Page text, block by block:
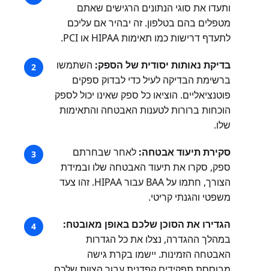
ותעדו את סוגי הנתונים הרגישים שאתם
מטפלים בהם בטלפון. זה יבהיר אם עליכם
לתעדף דרישות כמו תאימות HIPAA או PCI.
בדיקת נאותות יסודית של הספק: השתמשו
ברשימת הבדיקה לעיל כדי לבדוק ספקים
פוטנציאליים. הוציאו כל ספק שאינו יכול לספק
הוכחות ברורות לטענות האבטחה והתאימות
שלו.
סקירת תיעוד אבטחה: לאחר שבחרתם
ספק, סקרו את תיעוד האבטחה שלו ובמידת
הצורך, חתמו על BAA עבור HIPAA. זהו צעד
משפטי והגנתי קריטי.
הגדירו את הסוכן שלכם באופן מאובטח:
במהלך ההגדרה, נצלו את כל הגדרות
האבטחה הזמינות. יישמו בקרת גישה